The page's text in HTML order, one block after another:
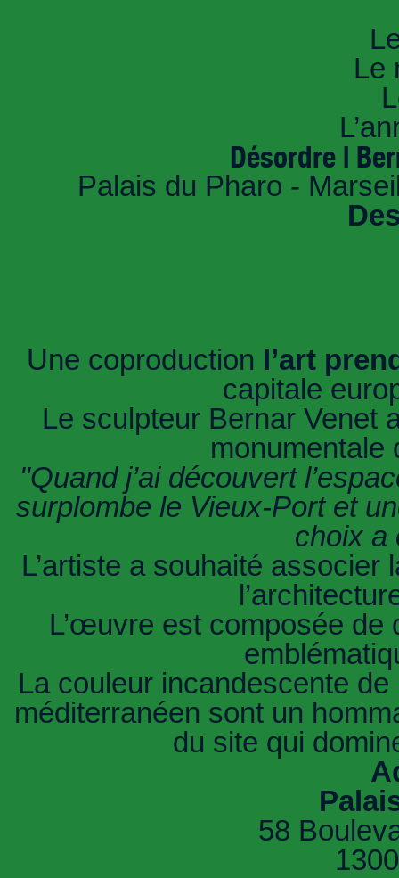
Le
Désordre |
Palais du Pharo -
Une coproduction l’art
capitale
Le sculpteur Bernar Venet
monumentale
"Quand j’ai découvert
surplombe le Vieux-Port et
choix a
L’artiste a souhaité
L’œuvre est composée de
La couleur incandescente de
méditerranéen sont un
du site qui
58